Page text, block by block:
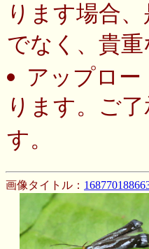
ります場合
でなく、貴
アップロ
ります。ご
す。
画像タイトル：